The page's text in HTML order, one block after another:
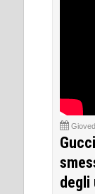
degli